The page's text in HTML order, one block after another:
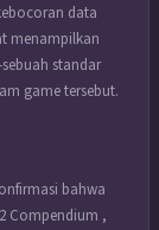
data
menampilkan
standar
game tersebut.
bahwa
Compendium ,